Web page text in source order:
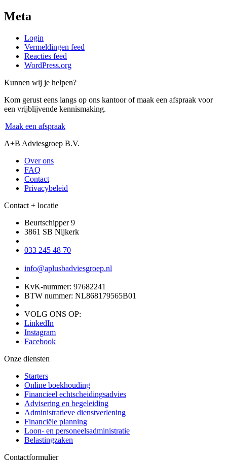
Meta
Login
Vermeldingen feed
Reacties feed
WordPress.org
Kunnen wij je helpen?
Kom gerust eens langs op ons kantoor of maak een afspraak voor
een vrijblijvende kennismaking.
Maak een afspraak
A+B Adviesgroep B.V.
Over ons
FAQ
Contact
Privacybeleid
Contact + locatie
Beurtschipper 9
3861 SB Nijkerk
033 245 48 70
info@aplusbadviesgroep.nl
KvK-nummer: 97682241
BTW nummer: NL868179565B01
VOLG ONS OP:
LinkedIn
Instagram
Facebook
Onze diensten
Starters
Online boekhouding
Financieel echtscheidingsadvies
Advisering en begeleiding
Administratieve dienstverlening
Financiële planning
Loon- en personeelsadministratie
Belastingzaken
Contactformulier